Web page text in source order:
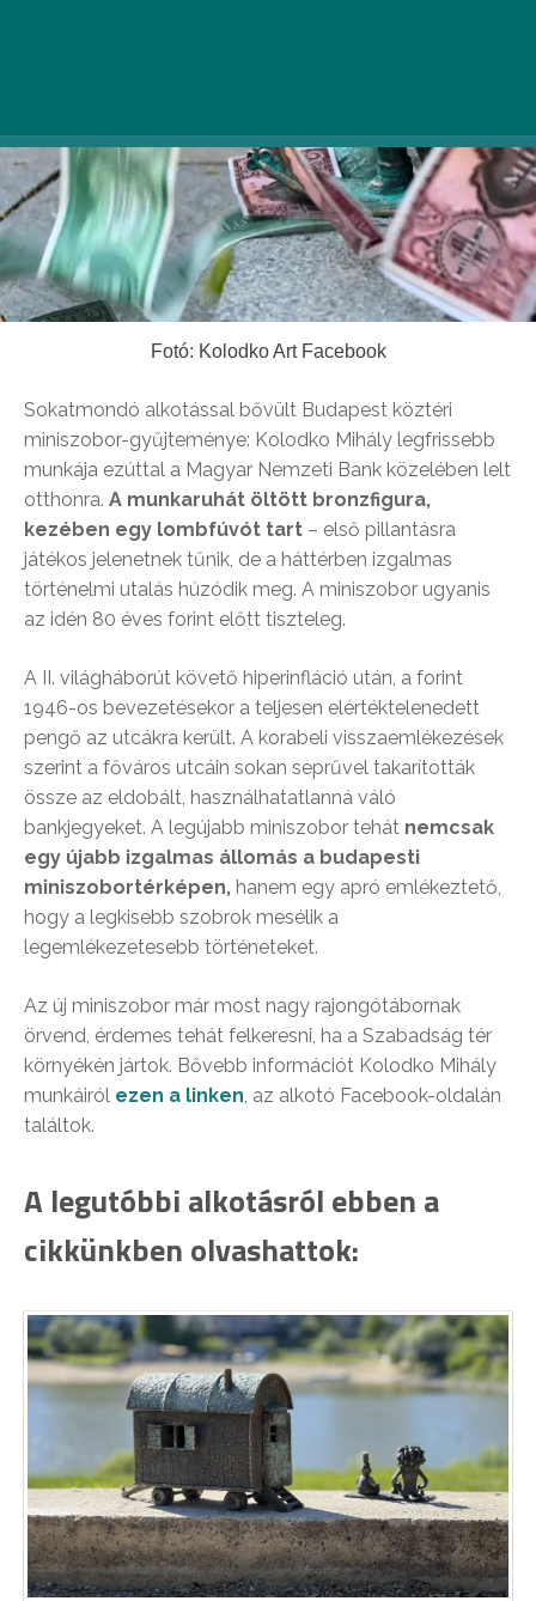
Fotó: Kolodko Art Facebook
Sokatmondó alkotással bővült Budapest köztéri
miniszobor-gyűjteménye: Kolodko Mihály legfrissebb
munkája ezúttal a Magyar Nemzeti Bank közelében lelt
otthonra. A munkaruhát öltött bronzfigura,
kezében egy lombfúvót tart – első pillantásra
játékos jelenetnek tűnik, de a háttérben izgalmas
történelmi utalás húzódik meg. A miniszobor ugyanis
az idén 80 éves forint előtt tiszteleg.
A II. világháborút követő hiperinfláció után, a forint
1946-os bevezetésekor a teljesen elértéktelenedett
pengő az utcákra került. A korabeli visszaemlékezések
szerint a főváros utcáin sokan seprűvel takarították
össze az eldobált, használhatatlanná váló
bankjegyeket. A legújabb miniszobor tehát nemcsak
egy újabb izgalmas állomás a budapesti
miniszobortérképen, hanem egy apró emlékeztető,
hogy a legkisebb szobrok mesélik a
legemlékezetesebb történeteket.
Az új miniszobor már most nagy rajongótábornak
örvend, érdemes tehát felkeresni, ha a Szabadság tér
környékén jártok. Bővebb információt Kolodko Mihály
munkáiról ezen a linken, az alkotó Facebook-oldalán
találtok.
A legutóbbi alkotásról ebben a
cikkünkben olvashattok: